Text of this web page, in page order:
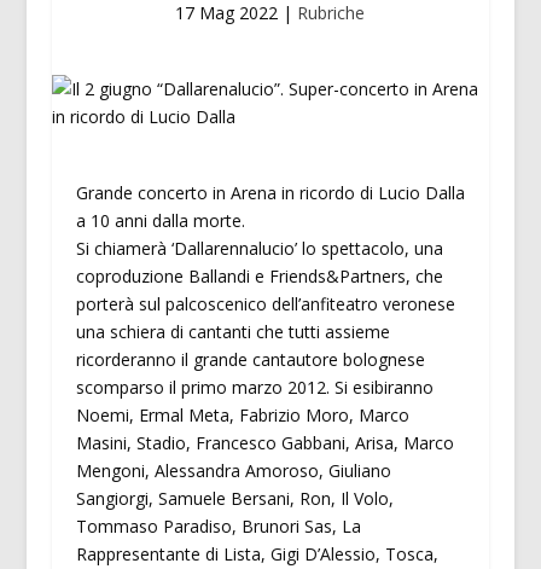
17 Mag 2022 | Rubriche
Grande concerto in Arena in ricordo di Lucio Dalla
a 10 anni dalla morte.
Si chiamerà ‘Dallarennalucio’ lo spettacolo, una
coproduzione Ballandi e Friends&Partners, che
porterà sul palcoscenico dell’anfiteatro veronese
una schiera di cantanti che tutti assieme
ricorderanno il grande cantautore bolognese
scomparso il primo marzo 2012. Si esibiranno
Noemi, Ermal Meta, Fabrizio Moro, Marco
Masini, Stadio, Francesco Gabbani, Arisa, Marco
Mengoni, Alessandra Amoroso, Giuliano
Sangiorgi, Samuele Bersani, Ron, Il Volo,
Tommaso Paradiso, Brunori Sas, La
Rappresentante di Lista, Gigi D’Alessio, Tosca,